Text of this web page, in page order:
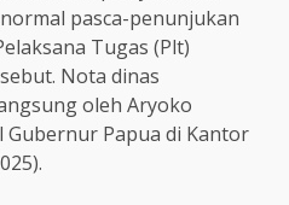
pasca-penunjukan
Tugas (Plt)
Nota dinas
oleh Aryoko
Gubernur Papua di Kantor